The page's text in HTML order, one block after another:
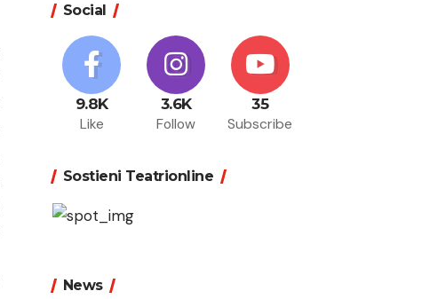
Social
9.8K
Like
3.6K
Follow
35
Subscribe
Sostieni Teatrionline
News